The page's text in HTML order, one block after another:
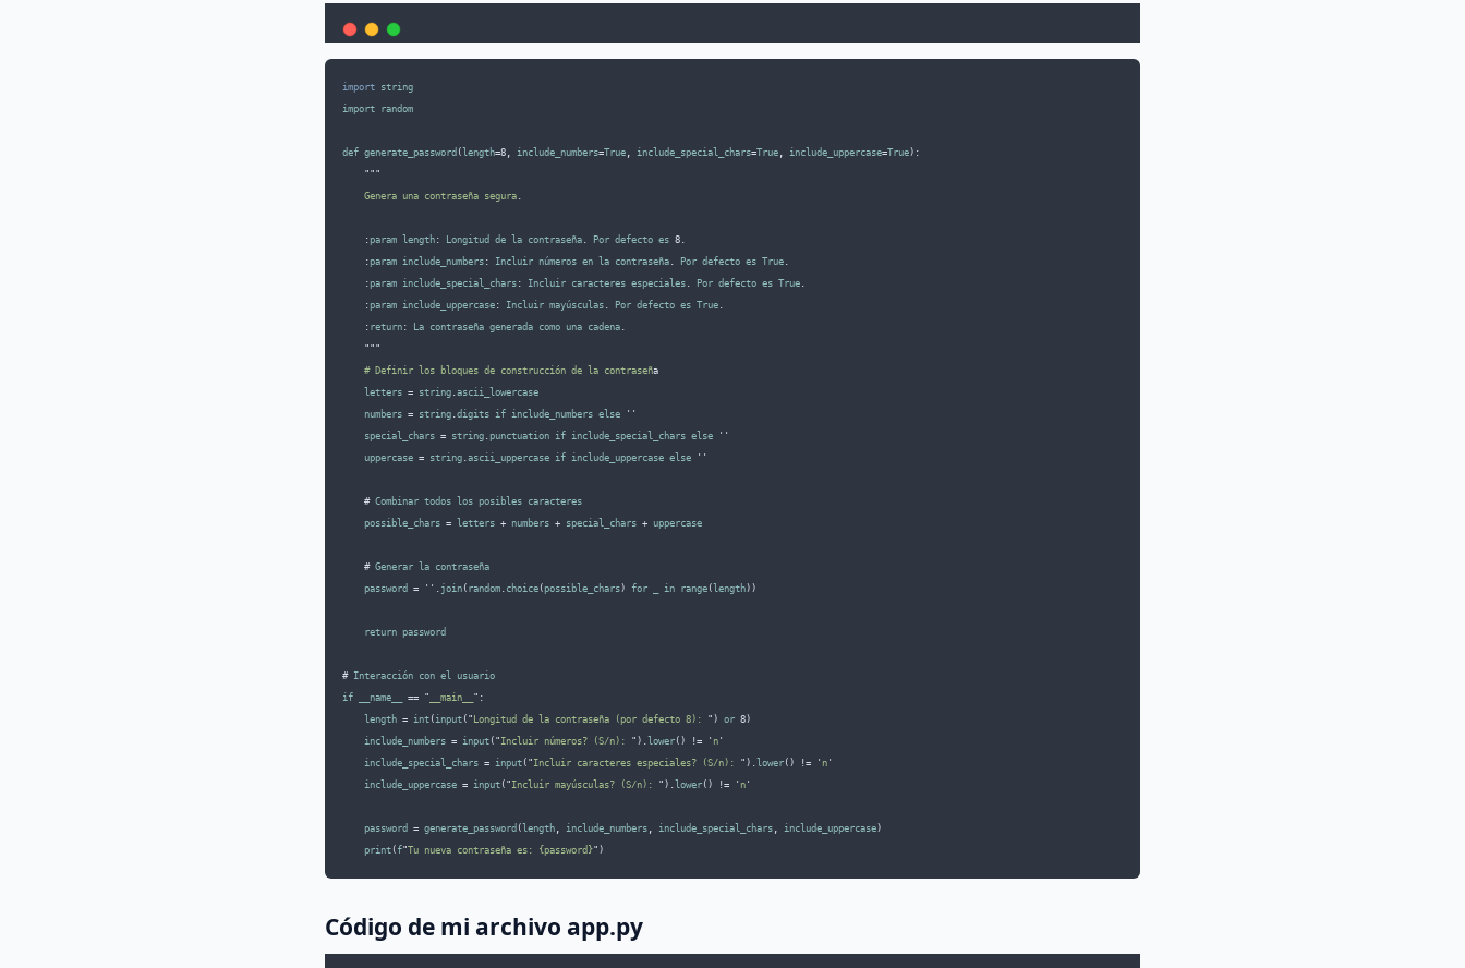
import string
import random
def generate_password (length=8 include_numbers=True include_special_chars=True include_uppercase=True):
"""
    Genera una contraseña segura
    :
param length: Longitud de la contraseña Por defecto es 8.
    :
param include_numbers: Incluir números en la contraseña Por defecto es True
    :
param include_special_chars: Incluir caracteres especiales Por defecto es True
    :
param include_uppercase: Incluir mayúsculas Por defecto es True
    :
return: La contraseña generada como una cadena
"""
    # Definir los bloques de construcción de la contraseñ
a
letters = string ascii_lowercase
numbers = string digits if include_numbers else
''
special_chars = string punctuation if include_special_chars else
''
uppercase = string ascii_uppercase if include_uppercase else ''
    #
Combinar todos los posibles caracteres
possible_chars = letters + numbers + special_chars + uppercase
    #
Generar la contraseña
password = '' join(random choice(possible_chars) for in range(length))
return password
# Interacción con el
usuario
if
__name__ == " __main__ " :
length = int(input("Longitud de la contraseña (por defecto 8): ") or 8)
include_numbers = input("Incluir números? (S/n): "). lower() != ' n'
include_special_chars = input("Incluir caracteres especiales? (S/n): "). lower() != ' n'
include_uppercase = input("Incluir mayúsculas? (S/n): "). lower() != ' n'
password = generate_password (length include_numbers include_special_chars include_uppercase)
print(f"Tu nueva contraseña es: {password}")
Código de mi archivo app.py